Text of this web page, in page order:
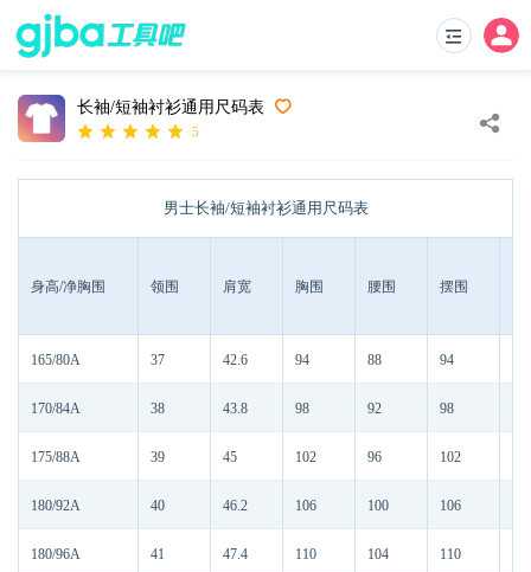
长袖/短袖衬衫通用尺码表
5
男士长袖/短袖衬衫通用尺码表
身高/净胸围 领围 肩宽 胸围 腰围 摆围
165/80A 37 42.6 94 88 94
170/84A 38 43.8 98 92 98
175/88A 39 45 102 96 102
180/92A 40 46.2 106 100 106
180/96A 41 47.4 110 104 110